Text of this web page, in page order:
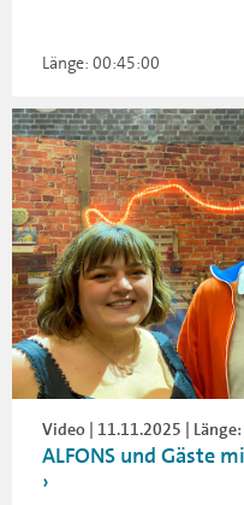
Länge: 00:45:00
Video | 11.11.2025 | Länge:
ALFONS und Gäste